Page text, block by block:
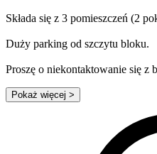
Składa się z 3 pomieszczeń (2
Duży parking od szczytu bloku.
Proszę o niekontaktowanie się z
Pokaż więcej >